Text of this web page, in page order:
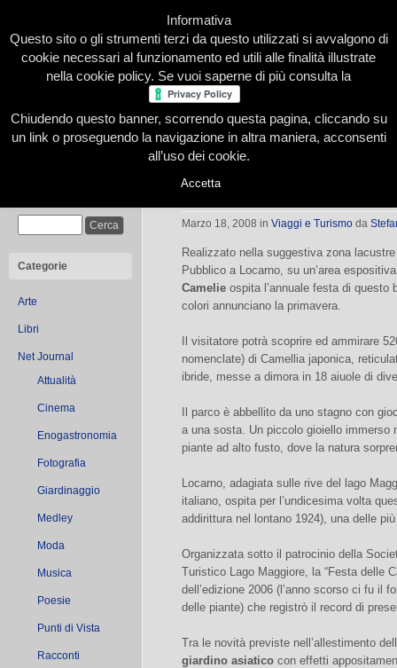
Home Presentazione Redazione Le nostre firme
Categorie
Arte
Libri
Net Journal
Attualità
Cinema
Enogastronomia
Fotografia
Giardinaggio
Medley
Moda
Musica
Poesie
Punti di Vista
Racconti
Locarno Camelie e Giardini
Marzo 18, 2008 in Viaggi e Turismo da
Realizzato nella suggestiva zona
Pubblico a Locarno, su un’area
Camelie ospita l’annuale festa di
colori annunciano la primavera.
Il visitatore potrà scoprire ed ammirare
nomenclate) di Camellia japonica,
ibride, messe a dimora in 18 aiuole di
Il parco è abbellito da uno stagno con
a una sosta. Un piccolo gioiello immerso
piante ad alto fusto, dove la natura
Locarno, adagiata sulle rive del lago
italiano, ospita per l’undicesima volta
addirittura nel lontano 1924), una delle
Organizzata sotto il patrocinio della
Turistico Lago Maggiore, la “Festa delle
dell’edizione 2006 (l’anno scorso ci fu il
delle piante) che registrò il record di
Tra le novità previste nell’allestimento
giardino asiatico con effetti
Informativa
Questo sito o gli strumenti terzi da questo utilizzati si avvalgono di
cookie necessari al funzionamento ed utili alle finalità illustrate
nella cookie policy. Se vuoi saperne di più consulta la
Chiudendo questo banner, scorrendo questa pagina, cliccando su
un link o proseguendo la navigazione in altra maniera, acconsenti
all’uso dei cookie.
Accetta